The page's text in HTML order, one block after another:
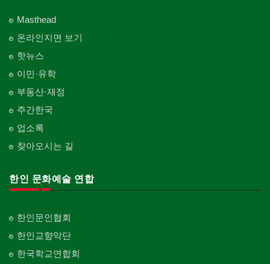
의사-기타
의사-정신과
Cleaning
카펫 청소
Carpet Cleaning
판촉물
gifts for events
프랜차이즈
Franchise
Piano Tuning/Sale
현금인출기
ATM
Curtain/Carpet
Wall Paper/Paint
가라지/그라지/차고
Garage Door
건축 엔지니어
Engineering
Architectural Designer
Skin Care
화장품
Cosmetics
피트니스/헬스
Fitness
산후조리서비스
Newspaper/TV/Radio
한국기업 현지법인/지사
Korean Enterprises In Canada
동창회-대학교
Alumni University
동창회-중·고등학교
Alumni Middle·High School
단체-협회
단체-스포츠
Organization-Sports
단체-음악/미술
Organization-Music/Art
Organization-Buddhist
Masthead
온라인지면 보기
핫뉴스
이민·유학
부동산·재정
주간한국
업소록
찾아오시는 길
한인 문화예술 연합
한인문인협회
한인교향악단
한국학교연합회